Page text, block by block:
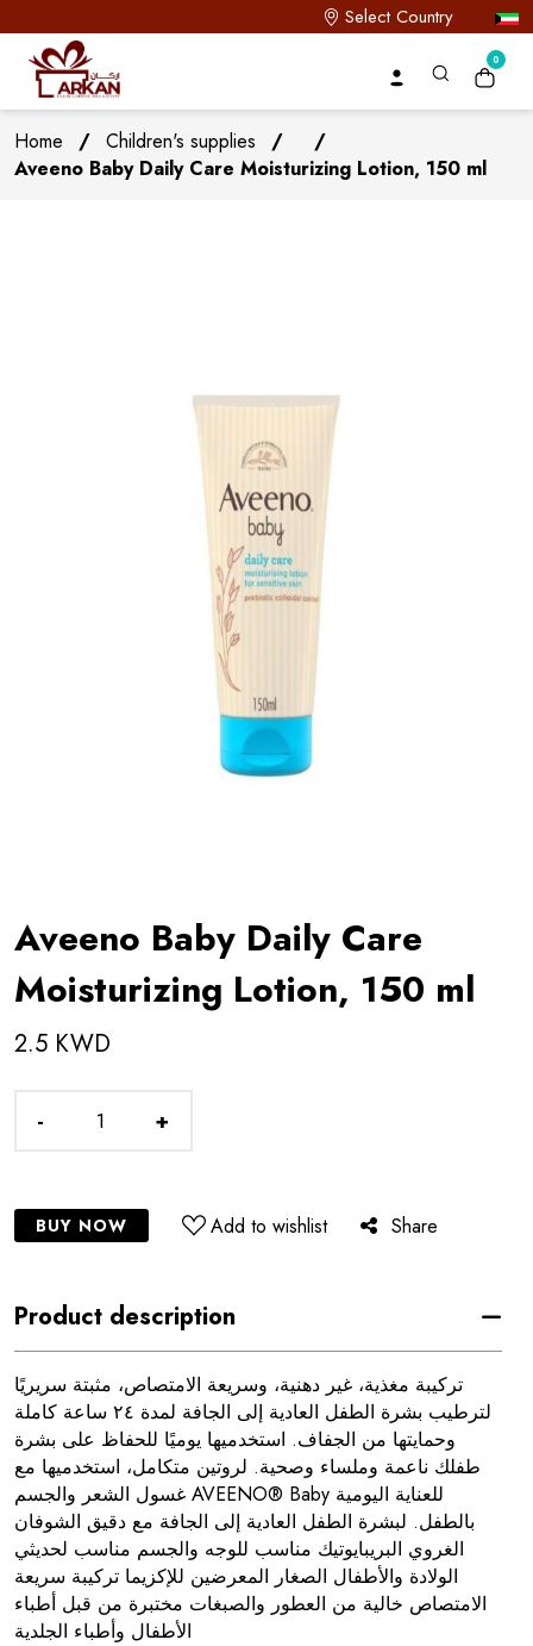
Select Country
0
Home / Children's supplies /
/
Aveeno Baby Daily Care Moisturizing Lotion, 150 ml
Aveeno Baby Daily Care
Moisturizing Lotion, 150 ml
2.5 KWD
- +
BUY NOW Add to wishlist Share
Product description
تركيبة مغذية، غير دهنية، وسريعة الامتصاص، مثبتة سريريًا
لترطيب بشرة الطفل العادية إلى الجافة لمدة ٢٤ ساعة كاملة
وحمايتها من الجفاف. استخدميها يوميًا للحفاظ على بشرة
طفلك ناعمة وملساء وصحية. لروتين متكامل، استخدميها مع
غسول الشعر والجسم AVEENO® Baby للعناية اليومية
بالطفل. لبشرة الطفل العادية إلى الجافة مع دقيق الشوفان
الغروي البريبايوتيك مناسب للوجه والجسم مناسب لحديثي
الولادة والأطفال الصغار المعرضين للإكزيما تركيبة سريعة
الامتصاص خالية من العطور والصبغات مختبرة من قبل أطباء
الأطفال وأطباء الجلدية